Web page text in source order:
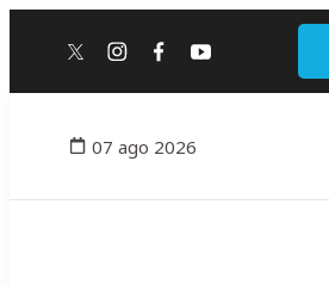
twitterinstagram
facebook
youtube
07 ago 2026